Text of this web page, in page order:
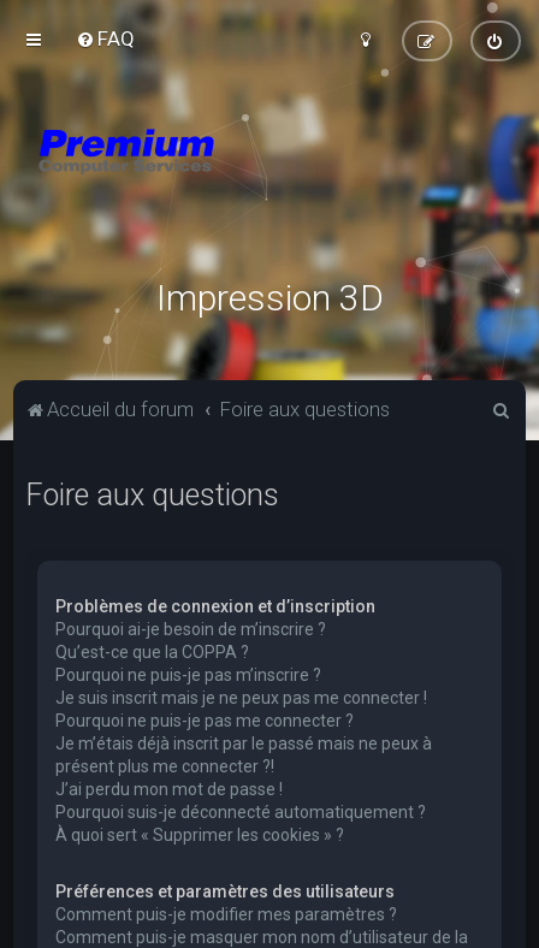
FAQ
Impression 3D
Accueil du forum Foire aux questions
Foire aux questions
Problèmes de connexion et d’inscription
Pourquoi ai-je besoin de m’inscrire ?
Qu’est-ce que la COPPA ?
Pourquoi ne puis-je pas m’inscrire ?
Je suis inscrit mais je ne peux pas me connecter !
Pourquoi ne puis-je pas me connecter ?
Je m’étais déjà inscrit par le passé mais ne peux à
présent plus me connecter ?!
J’ai perdu mon mot de passe !
Pourquoi suis-je déconnecté automatiquement ?
À quoi sert « Supprimer les cookies » ?
Préférences et paramètres des utilisateurs
Comment puis-je modifier mes paramètres ?
Comment puis-je masquer mon nom d’utilisateur de la